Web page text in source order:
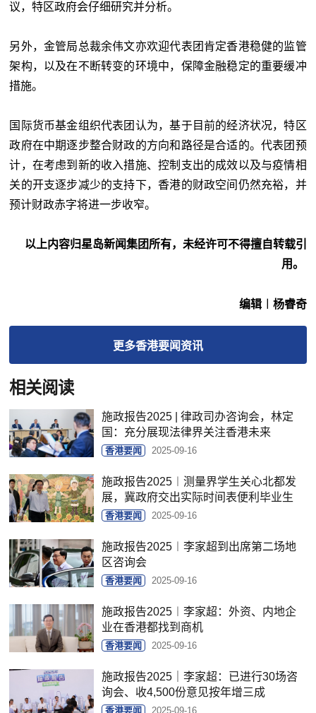
议，特区政府会仔细研究并分析。
另外，金管局总裁余伟文亦欢迎代表团肯定香港稳健的监管
架构，以及在不断转变的环境中，保障金融稳定的重要缓冲
措施。
国际货币基金组织代表团认为，基于目前的经济状况，特区
政府在中期逐步整合财政的方向和路径是合适的。代表团预
计，在考虑到新的收入措施、控制支出的成效以及与疫情相
关的开支逐步减少的支持下，香港的财政空间仍然充裕，并
预计财政赤字将进一步收窄。
以上内容归星岛新闻集团所有，未经许可不得擅自转载引
用。
编辑︱杨睿奇
更多香港要闻资讯
相关阅读
施政报告2025 | 律政司办咨询会，林定
国：充分展现法律界关注香港未来
香港要闻 2025-09-16
施政报告2025︱测量界学生关心北都发
展，冀政府交出实际时间表便利毕业生
香港要闻 2025-09-16
施政报告2025︱李家超到出席第二场地
区咨询会
香港要闻 2025-09-16
施政报告2025︱李家超：外资、内地企
业在香港都找到商机
香港要闻 2025-09-16
施政报告2025｜李家超：已进行30场咨
询会、收4,500份意见按年增三成
香港要闻 2025-09-16